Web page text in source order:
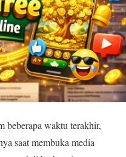
beberapa waktu terakhir,
saat membuka media